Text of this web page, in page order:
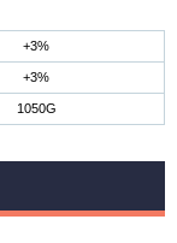
+3%
+3%
1050G